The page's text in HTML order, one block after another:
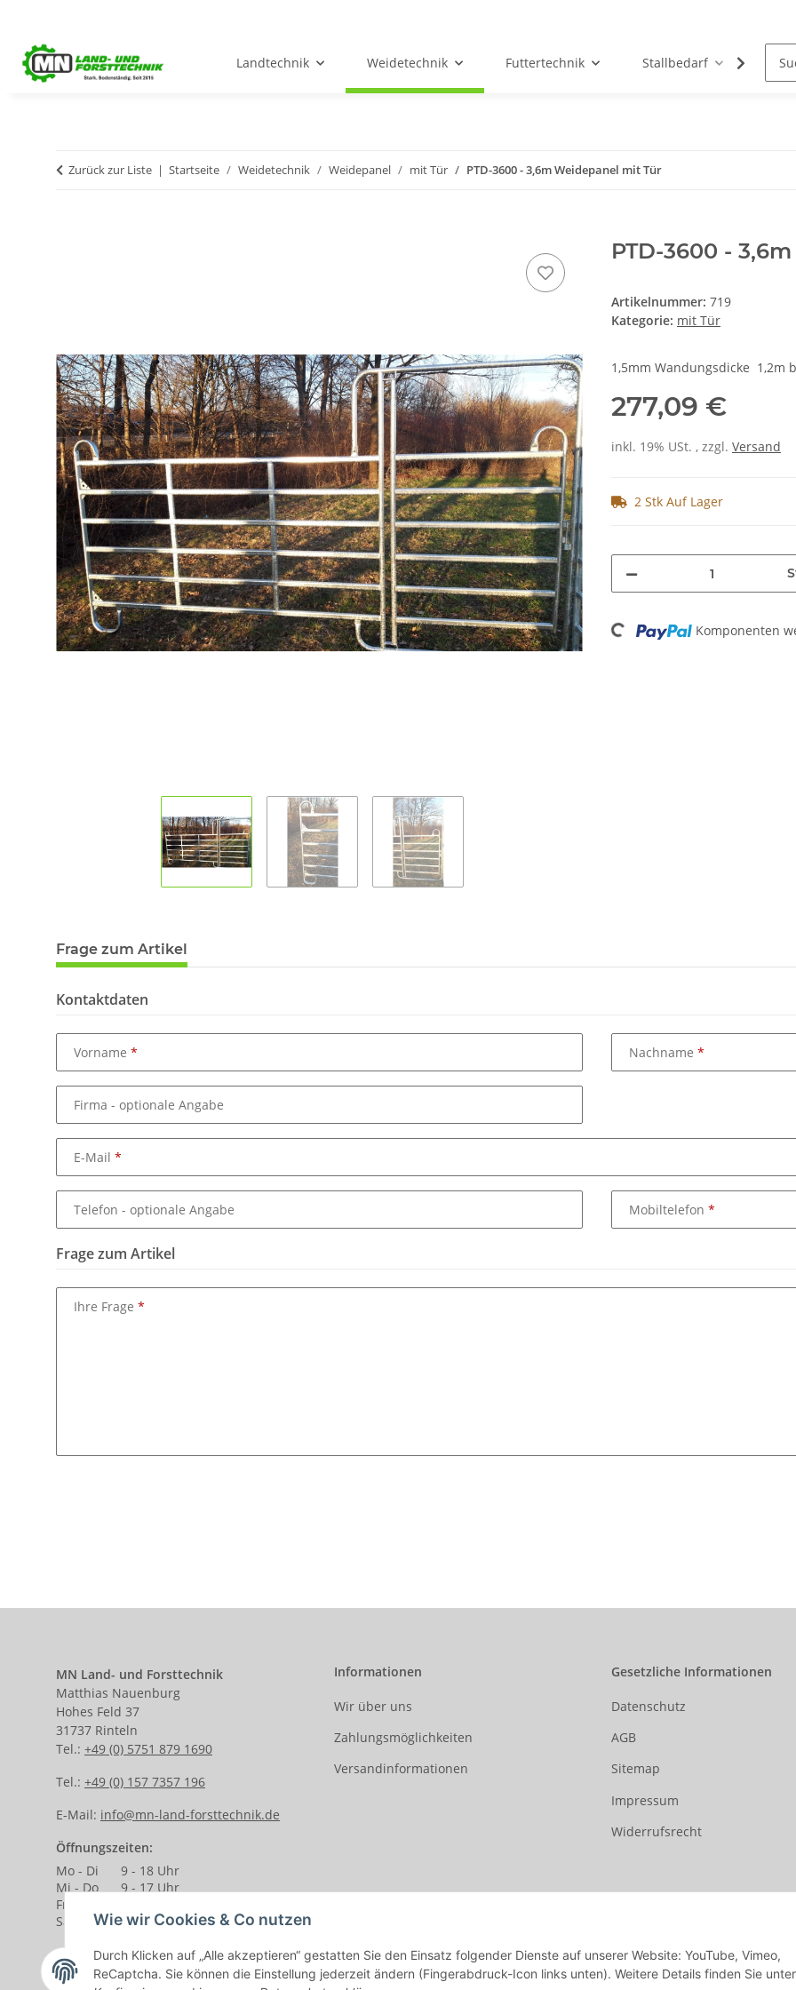
Wie wir Cookies & Co nutzen
Durch Klicken auf „Alle akzeptieren“ gestatten Sie den Einsatz folgender Dienste auf unserer Website: YouTube, Vimeo,
ReCaptcha. Sie können die Einstellung jederzeit ändern (Fingerabdruck-Icon links unten). Weitere Details finden Sie unter
Landtechnik Weidetechnik Futtertechnik Stallbedarf
Zurück zur Liste Startseite Weidetechnik Weidepanel mit Tür PTD-3600 - 3,6m Weidepanel mit Tür
PTD-3600 -
Artikelnummer: 719
Kategorie: mit Tür
1,5mm Wandungsdicke 1,2m
277,09 €
inkl. 19% USt. , zzgl. Versand
2 Stk Auf Lager
Loading... Komponenten
Frage zum Artikel
Kontaktdaten
Vorname Nachname
Firma - optionale Angabe
E-Mail
Telefon - optionale Angabe Mobiltelefon
Frage zum Artikel
Ihre Frage
MN Land- und Forsttechnik
Matthias Nauenburg
Hohes Feld 37
31737 Rinteln
Tel.: +49 (0) 5751 879 1690
Tel.: +49 (0) 157 7357 196
E-Mail: info@mn-land-forsttechnik.de
Öffnungszeiten:
Mo - Di
9 - 18 Uhr
Mi - Do
9 - 17 Uhr
Fr.
Sa.
9 - 13 Uhr
Informationen
Wir über uns
Zahlungsmöglichkeiten
Versandinformationen
Gesetzliche Informationen
Datenschutz
AGB
Sitemap
Impressum
Widerrufsrecht
Vertrag widerrufen